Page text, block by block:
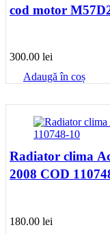
cod motor
300.00 lei
Adaugă în coș
Radiator clima Ac Bmw seria 1 118 2.0D N47
2008 COD
180.00 lei